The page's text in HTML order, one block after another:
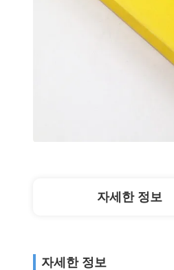
자세한 정보
자세한 정보